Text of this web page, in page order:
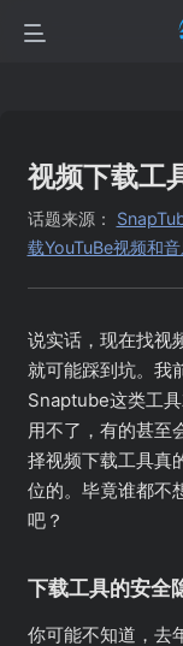
视频下载工
话题来源：
载YouTuBe视频和
说实话，现在找视
就可能踩到坑。我
Snaptube这类工
用不了，有的甚至
择视频下载工具真
位的。毕竟谁都不
吧？
下载工具的安全
你可能不知道，去